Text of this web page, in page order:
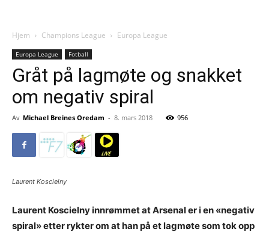
Hjem Champions League Europa League
Europa League Fotball
Gråt på lagmøte og snakket
om negativ spiral
Av Michael Breines Oredam - 8. mars 2018 956
Laurent Koscielny
Laurent Koscielny innrømmet at Arsenal er i en «negativ
spiral» etter rykter om at han på et lagmøte som tok opp